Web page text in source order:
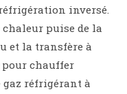
inversé.
chaleur puise de la
et la transfère à
chauffer
gaz réfrigérant à